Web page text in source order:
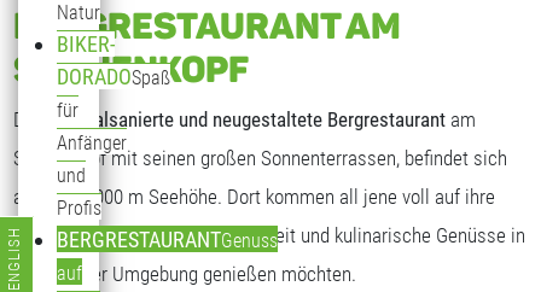
Natur
BIKER-
DORADOSpaß
für
Anfänger
und
Profis
BERGRESTAURANTGenuss
auf
BERGRESTAURANT AM
SONNENKOPF
Das generalsanierte und neugestaltete Bergrestaurant am
Sonnenkopf mit seinen großen Sonnenterrassen, befindet sich
auf fast 2.000 m Seehöhe. Dort kommen all jene voll auf ihre
Kosten, die freundliche Gastlichkeit und kulinarische Genüsse in
traumhafter Umgebung genießen möchten.
Sprache auswählen
ENGLISH